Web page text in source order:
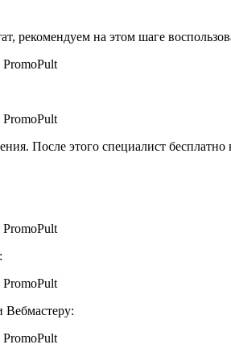
рекомендуем на этом шаге
После этого специалист
Вебмастеру: